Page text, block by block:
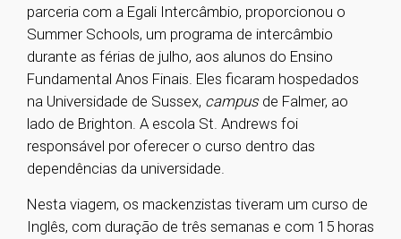
parceria com a Egali Intercâmbio, proporcionou o
Summer Schools, um programa de intercâmbio
durante as férias de julho, aos alunos do Ensino
Fundamental Anos Finais. Eles ficaram hospedados
na Universidade de Sussex, campusde Falmer, ao
lado de Brighton. A escola St. Andrews foi
responsável por oferecer o curso dentro das
dependências da universidade.
Nesta viagem, os mackenzistas tiveram um curso de
Inglês, com duração de três semanas e com 15 horas